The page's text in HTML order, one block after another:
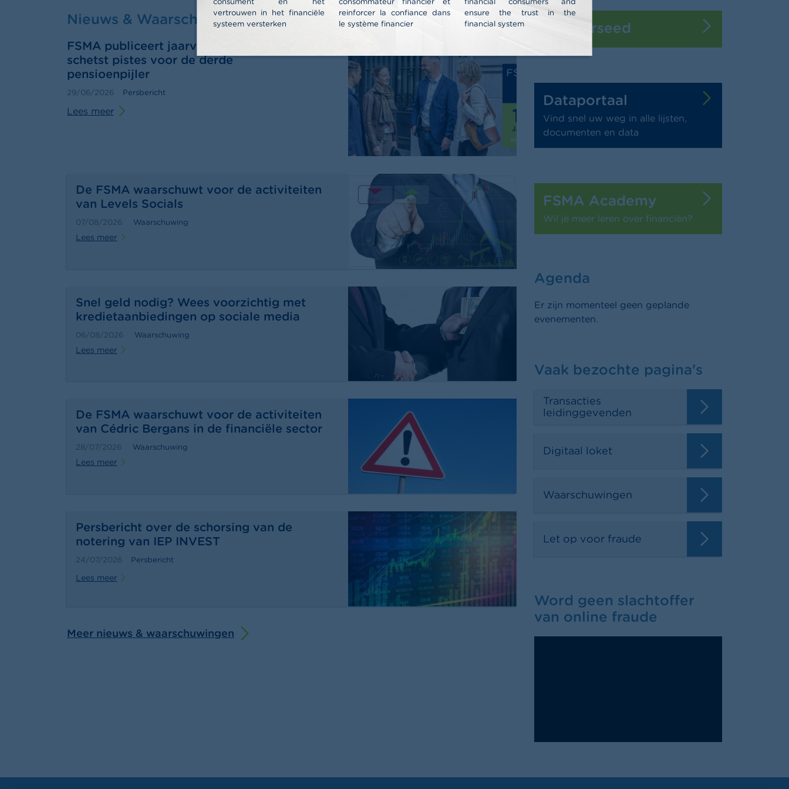
vertrouwen in het financiële
systeem versterken
reinforcer la confiance dans
le système financier
ensure the trust in the
financial system
Nieuws & Waarschuwingen
FSMA publiceert jaarverslag 2025 en
schetst pistes voor de derde
pensioenpijler
29/06/2026 Persbericht
Lees meer
De FSMA waarschuwt voor de activiteiten
van Levels Socials
07/08/2026 Waarschuwing
Lees meer
Snel geld nodig? Wees voorzichtig met
kredietaanbiedingen op sociale media
06/08/2026 Waarschuwing
Lees meer
De FSMA waarschuwt voor de activiteiten
van Cédric Bergans in de financiële sector
28/07/2026 Waarschuwing
Lees meer
Persbericht over de schorsing van de
notering van IEP INVEST
24/07/2026 Persbericht
Lees meer
Meer nieuws & waarschuwingen
Bankierseed
Dataportaal
Vind snel uw weg in alle lijsten,
documenten en data
FSMA Academy
Wil je meer leren over financiën?
Agenda
Er zijn momenteel geen geplande
evenementen.
Vaak bezochte pagina's
Transacties
leidinggevenden
Digitaal loket
Waarschuwingen
Let op voor fraude
Word geen slachtoffer
van online fraude